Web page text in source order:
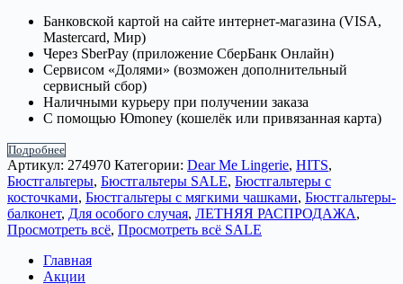
Банковской картой на сайте интернет-магазина (VISA,
Mastercard, Мир)
Через SberPay (приложение СберБанк Онлайн)
Сервисом «Долями» (возможен дополнительный
сервисный сбор)
Наличными курьеру при получении заказа
С помощью Юmoney (кошелёк или привязанная карта)
Подробнее
Артикул: 274970 Категории: Dear Me Lingerie, HITS,
Бюстгальтеры, Бюстгальтеры SALE, Бюстгальтеры с
косточками, Бюстгальтеры с мягкими чашками, Бюстгальтеры-
балконет, Для особого случая, ЛЕТНЯЯ РАСПРОДАЖА,
Просмотреть всё, Просмотреть всё SALE
Главная
Акции